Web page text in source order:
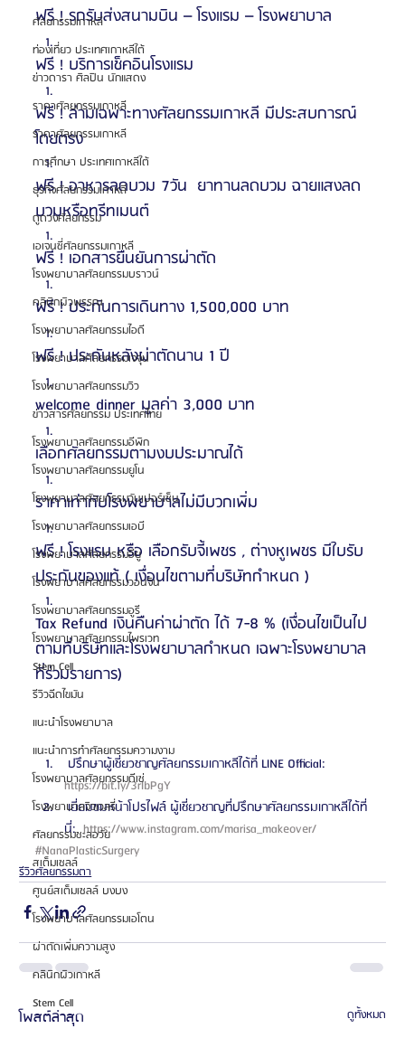
ศัลยกรรมเกาหลี
ท่องเที่ยว ประเทศเกาหลีใต้
ข่าวดารา ศิลปิน นักแสดง
ราคาศัลยกรรมเกาหลี
ราคาศัลยกรรมเกาหลี
การศึกษา ประเทศเกาหลีใต้
ธุรกิจศัลยกรรมเกาหลี
ดูดวงศัลยกรรม
เอเจนซี่ศัลยกรรมเกาหลี
โรงพยาบาลศัลยกรรมบราวน์
คลินิกผิวพรรณ
โรงพยาบาลศัลยกรรมไอดี
โรงพยาบาลศัลยกรรมเจจุน
โรงพยาบาลศัลยกรรมวิว
ข่าวสารศัลยกรรม ประเทศไทย
โรงพยาบาลศัลยกรรมอีพิก
โรงพยาบาลศัลยกรรมยูโน
โรงพยาบาลศัลยกรรมวันเปอร์เซ็น
โรงพยาบาลศัลยกรรมเอบี
โรงพยาบาลศัลยกรรมอียู
โรงพยาบาลศัลยกรรมวอนจิน
โรงพยาบาลศัลยกรรมอูรี
โรงพยาบาลศัลยกรรมไพรเวท
Stem Cell
รีวิวฉีดไขมัน
แนะนำโรงพยาบาล
แนะนำการทำศัลยกรรมความงาม
โรงพยาบาลศัลยกรรมดีเซ่
โรงพยาบาลจิวเวลรี่
ศัลยกรรมชะลอวัย
สเต็มเซลล์
ศูนย์สเต็มเซลล์ บงบง
โรงพยาบาลศัลยกรรมเอโตน
ผ่าตัดเพิ่มความสูง
คลินิกผิวเกาหลี
Stem Cell
ฟรี ! รถรับส่งสนามบิน – โรงแรม – โรงพยาบาล
ฟรี ! บริการเช็คอินโรงแรม
ฟรี ! ล่ามเฉพาะทางศัลยกรรมเกาหลี มีประสบการณ์
โดยตรง
ฟรี ! อาหารลดบวม 7วัน  ยาทานลดบวม ฉายแสงลด
บวมหรือทรีทเมนต์
ฟรี ! เอกสารยืนยันการผ่าตัด
ฟรี ! ประกันการเดินทาง 1,500,000 บาท
ฟรี ! ประกันหลังผ่าตัดนาน 1 ปี
welcome dinner มูลค่า 3,000 บาท
เลือกศัลยกรรมตามงบประมาณได้
ราคาเท่ากับโรงพยาบาลไม่มีบวกเพิ่ม
ฟรี ! โรงแรม หรือ เลือกรับจี้เพชร , ต่างหูเพชร มีใบรับ
ประกันของแท้ ( เงื่อนไขตามที่บริษัทกำหนด )
Tax Refund เงินคืนค่าผ่าตัด ได้ 7-8 % (เงื่อนไขเป็นไป
ตามที่บริษัทและโรงพยาบาลกำหนด เฉพาะโรงพยาบาล
ที่ร่วมรายการ)
ปรึกษาผู้เชี่ยวชาญศัลยกรรมเกาหลีได้ที่ LINE Official:
https://bit.ly/3rIbPgY
เยี่ยมชมหน้าโปรไฟล์ ผู้เชี่ยวชาญที่ปรึกษาศัลยกรรมเกาหลีได้ที่
นี่: https://www.instagram.com/marisa_makeover/
#NanaPlasticSurgery
รีวิวศัลยกรรมตา
โพสต์ล่าสุด ดูทั้งหมด